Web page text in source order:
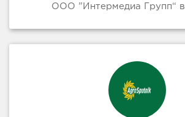
ООО ”Интермедиа Групп“ в